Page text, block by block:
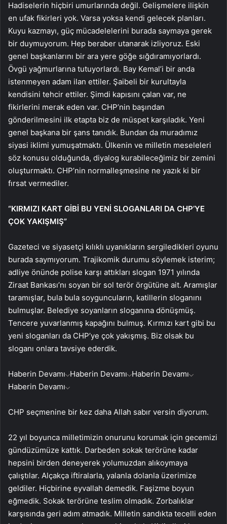
Hadiselerin hiçbiri umurlarında değil. Gelişmelere ilişkin
en ufak fikirleri yok. Varsa yoksa kendi gelecek planları.
Kuyu kazmayı, güç mücadelelerini burada saymaya gerek
bir duymuyorum. Hep beraber utanarak izliyoruz. Eski
genel başkanlarını bir ara yere göğe sığdıramıyorlardı.
Övgü yağmurlarına tutuyorlardı. Bay Kemal’i bir anda
istenmeyen adam ilan ettiler. Şaibeli bir kurultayla
kendisini tehcir ettiler. Şimdi kapısını çalan var, ne
fikirlerini merak eden var. CHP’nin başından
gönderilmesini ilk etapta biz de müspet karşıladık. Yeni
genel başkana bir şans tanıdık. Bundan da muradımız
siyasi iklimi yumuşatmaktı. Ülkenin ve milletin meseleleri
söz konusu olduğunda, diyalog kurabileceğimiz bir zemini
oluşturmaktı. CHP’nin normalleşmesine ne yazık ki bir
fırsat vermediler.
“KIRMIZI KART GİBİ BU YENİ SLOGANLARI DA CHP’YE
ÇOK YAKIŞMIŞ”
Gazeteci ve siyasetçi kılıklı uyanıkların sergiledikleri oyunu
burada saymıyorum. Trajikomik durumu söylemek isterim;
adliye önünde polise karşı attıkları slogan 1971 yılında
Ziraat Bankası’nı soyan bir sol terör örgütüne ait. Aramışlar
taramışlar, bula bula soyguncuların, katillerin sloganını
bulmuşlar. Belediye soyanların sloganına dönüşmüş.
Tencere yuvarlanmış kapağını bulmuş. Kırmızı kart gibi bu
yeni sloganları da CHP’ye çok yakışmış. Biz olsak bu
sloganı onlara tavsiye ederdik.
Haberin Devamı Haberin Devamı Haberin Devamı
Haberin Devamı
CHP seçmenine bir kez daha Allah sabır versin diyorum.
22 yıl boyunca milletimizin onurunu korumak için gecemizi
gündüzümüze kattık. Darbeden sokak terörüne kadar
hepsini birden deneyerek yolumuzdan alıkoymaya
çalıştılar. Alçakça iftiralarla, yalanla dolanla üzerimize
geldiler. Hiçbirine eyvallah demedik. Faşizme boyun
eğmedik. Sokak terörüne teslim olmadık. Zorbalıklar
karşısında geri adım atmadık. Milletin sandıkta tecelli eden